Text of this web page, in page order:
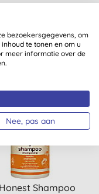
KOPEN
Shampoo
bezoekersgegevens, om
te tonen en om u
meer informatie over de
Nee, pas aan